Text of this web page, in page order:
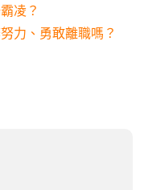
凌？
力、勇敢離職嗎？